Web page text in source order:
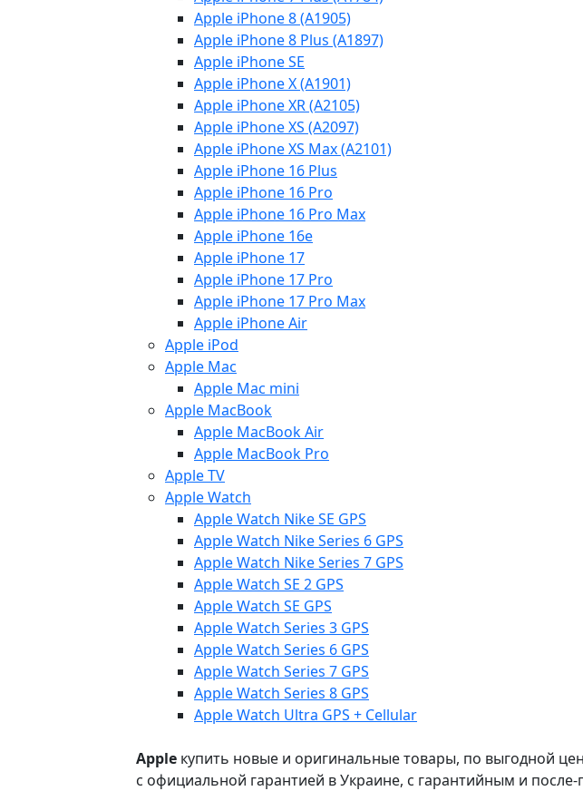
Apple iPhone 8 (A1905)
Apple iPhone 8 Plus (A1897)
Apple iPhone SE
Apple iPhone X (A1901)
Apple iPhone XR (A2105)
Apple iPhone XS (A2097)
Apple iPhone XS Max (A2101)
Apple iPhone 16 Plus
Apple iPhone 16 Pro
Apple iPhone 16 Pro Max
Apple iPhone 16e
Apple iPhone 17
Apple iPhone 17 Pro
Apple iPhone 17 Pro Max
Apple iPhone Air
Apple iPod
Apple Mac
Apple Mac mini
Apple MacBook
Apple MacBook Air
Apple MacBook Pro
Apple TV
Apple Watch
Apple Watch Nike SE GPS
Apple Watch Nike Series 6 GPS
Apple Watch Nike Series 7 GPS
Apple Watch SE 2 GPS
Apple Watch SE GPS
Apple Watch Series 3 GPS
Apple Watch Series 6 GPS
Apple Watch Series 7 GPS
Apple Watch Series 8 GPS
Apple Watch Ultra GPS + Cellular
Apple купить новые и оригинальные товары, по выгодной
с официальной гарантией в Украине, с гарантийным и